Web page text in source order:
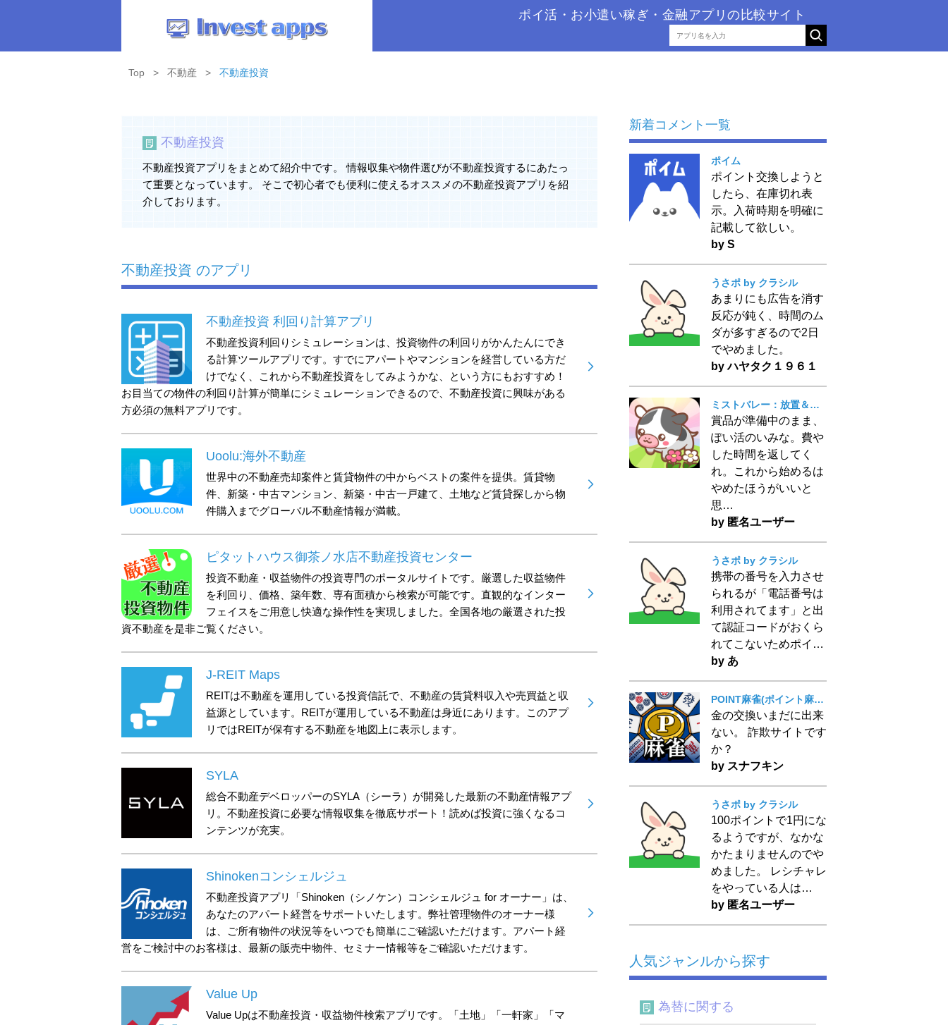
ポイ活・お小遣い稼ぎ・金融アプリの比較サイト
Top 不動産 不動産投資
不動産投資
不動産投資アプリをまとめて紹介中です。 情報収集や物件選びが不動産投資するにあたっ
て重要となっています。 そこで初心者でも便利に使えるオススメの不動産投資アプリを紹
介しております。
不動産投資 のアプリ
不動産投資 利回り計算アプリ
不動産投資利回りシミュレーションは、投資物件の利回りがかんたんにでき
る計算ツールアプリです。すでにアパートやマンションを経営している方だ
けでなく、これから不動産投資をしてみようかな、という方にもおすすめ！
お目当ての物件の利回り計算が簡単にシミュレーションできるので、不動産投資に興味がある
方必須の無料アプリです。
Uoolu:海外不動産
世界中の不動産売却案件と賃貸物件の中からベストの案件を提供。賃貸物
件、新築・中古マンション、新築・中古一戸建て、土地など賃貸探しから物
件購入までグローバル不動産情報が満載。
ピタットハウス御茶ノ水店不動産投資センター
投資不動産・収益物件の投資専門のポータルサイトです。厳選した収益物件
を利回り、価格、築年数、専有面積から検索が可能です。直観的なインター
フェイスをご用意し快適な操作性を実現しました。全国各地の厳選された投
資不動産を是非ご覧ください。
J-REIT Maps
REITは不動産を運用している投資信託で、不動産の賃貸料収入や売買益と収
益源としています。REITが運用している不動産は身近にあります。このアプ
リではREITが保有する不動産を地図上に表示します。
SYLA
総合不動産デベロッパーのSYLA（シーラ）が開発した最新の不動産情報アプ
リ。不動産投資に必要な情報収集を徹底サポート！読めば投資に強くなるコ
ンテンツが充実。
Shinokenコンシェルジュ
不動産投資アプリ「Shinoken（シノケン）コンシェルジュ for オーナー」は、
あなたのアパート経営をサポートいたします。弊社管理物件のオーナー様
は、ご所有物件の状況等をいつでも簡単にご確認いただけます。アパート経
営をご検討中のお客様は、最新の販売中物件、セミナー情報等をご確認いただけます。
Value Up
Value Upは不動産投資・収益物件検索アプリです。「土地」「一軒家」「マ
新着コメント一覧
ポイム
ポイント交換しようと
したら、在庫切れ表
示。入荷時期を明確に
記載して欲しい。
by S
うさポ by クラシル
あまりにも広告を消す
反応が鈍く、時間のム
ダが多すぎるので2日
でやめました。
by ハヤタク１９６１
ミストバレー：放置＆マージで動物育成
賞品が準備中のまま、
ぽい活のいみな。費や
した時間を返してく
れ。これから始めるは
やめたほうがいいと
思…
by 匿名ユーザー
うさポ by クラシル
携帯の番号を入力させ
られるが「電話番号は
利用されてます」と出
て認証コードがおくら
れてこないためポイ…
by あ
POINT麻雀(ポイント麻雀) 脳トレ 人気 暇つぶしゲーム
金の交換いまだに出来
ない。 詐欺サイトです
か？
by スナフキン
うさポ by クラシル
100ポイントで1円にな
るようですが、なかな
かたまりませんのでや
めました。 レシチャレ
をやっている人は…
by 匿名ユーザー
人気ジャンルから探す
為替に関する